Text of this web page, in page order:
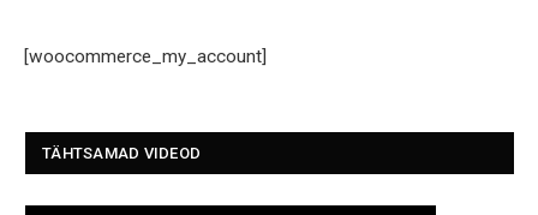
[woocommerce_my_account]
TÄHTSAMAD VIDEOD